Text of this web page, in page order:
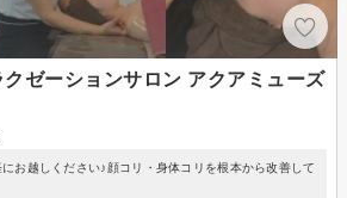
ゼーションサロン アクアミューズ
お越しください♪顔コリ・身体コリを根本から改善して